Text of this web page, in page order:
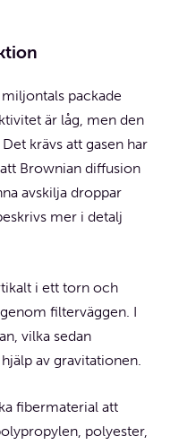
packade
är låg, men den
krävs att gasen har
Brownian diffusion
avskilja droppar
mer i detalj
i ett torn och
filterväggen. I
vilka sedan
av gravitationen.
fibermaterial att
polyester,